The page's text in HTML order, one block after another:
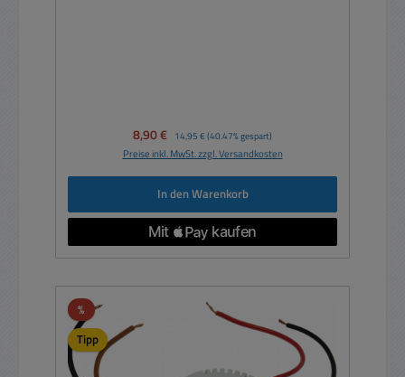
Verkaufspreis:
8,90 € Regulärer Preis:
14,95 € (40.47% gespart)
Preise inkl. MwSt. zzgl. Versandkosten
In den Warenkorb
%Rabatt
Tipp